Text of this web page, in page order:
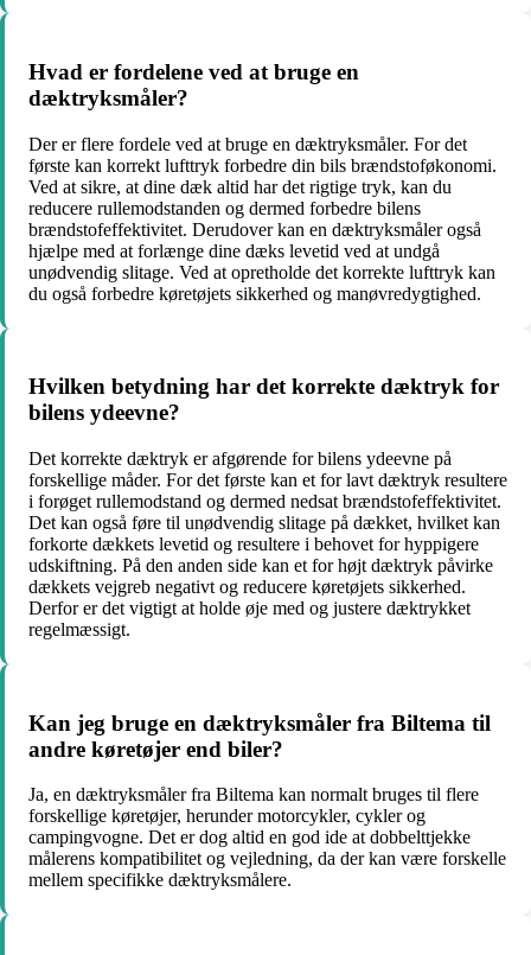
Hvad er fordelene ved at bruge en
dæktryksmåler?
Der er flere fordele ved at bruge en dæktryksmåler. For det
første kan korrekt lufttryk forbedre din bils brændstoføkonomi.
Ved at sikre, at dine dæk altid har det rigtige tryk, kan du
reducere rullemodstanden og dermed forbedre bilens
brændstofeffektivitet. Derudover kan en dæktryksmåler også
hjælpe med at forlænge dine dæks levetid ved at undgå
unødvendig slitage. Ved at opretholde det korrekte lufttryk kan
du også forbedre køretøjets sikkerhed og manøvredygtighed.
Hvilken betydning har det korrekte dæktryk for
bilens ydeevne?
Det korrekte dæktryk er afgørende for bilens ydeevne på
forskellige måder. For det første kan et for lavt dæktryk resultere
i forøget rullemodstand og dermed nedsat brændstofeffektivitet.
Det kan også føre til unødvendig slitage på dækket, hvilket kan
forkorte dækkets levetid og resultere i behovet for hyppigere
udskiftning. På den anden side kan et for højt dæktryk påvirke
dækkets vejgreb negativt og reducere køretøjets sikkerhed.
Derfor er det vigtigt at holde øje med og justere dæktrykket
regelmæssigt.
Kan jeg bruge en dæktryksmåler fra Biltema til
andre køretøjer end biler?
Ja, en dæktryksmåler fra Biltema kan normalt bruges til flere
forskellige køretøjer, herunder motorcykler, cykler og
campingvogne. Det er dog altid en god ide at dobbelttjekke
målerens kompatibilitet og vejledning, da der kan være forskelle
mellem specifikke dæktryksmålere.